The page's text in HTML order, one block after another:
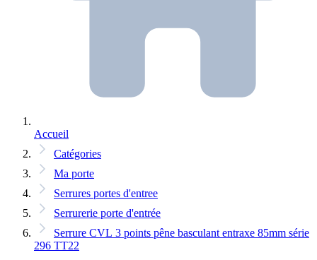
Accueil
Catégories
Ma porte
Serrures portes d'entree
Serrurerie porte d'entrée
Serrure CVL 3 points pêne basculant entraxe 85mm série
296 TT22